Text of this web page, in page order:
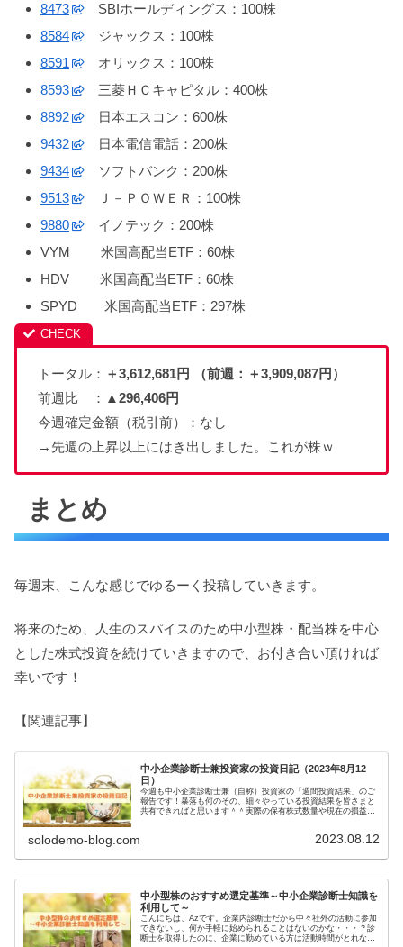
8473
SBIホールディングス：100株
8584
ジャックス：100株
8591
オリックス：100株
8593
三菱ＨＣキャピタル：400株
8892
日本エスコン：600株
9432
日本電信電話：200株
9434
ソフトバンク：200株
9513
Ｊ－ＰＯＷＥＲ：100株
9880
イノテック：200株
VYM 米国高配当ETF：60株
HDV 米国高配当ETF：60株
SPYD 米国高配当ETF：297株
トータル： ＋3,612,681円 （前週：＋3,909,087円）
前週比 ： ▲ 296,406円
今週確定金額（税引前）：なし
→先週の上昇以上にはき出しました。これが株ｗ
まとめ
毎週末、こんな感じでゆるーく投稿していきます。
将来のため、人生のスパイスのため中小型株・配当株を中心
とした株式投資を続けていきますので、お付き合い頂ければ
幸いです！
【関連記事】
中小企業診断士兼投資家の投資日記（2023年8月12
日）
今週も中小企業診断士兼（自称）投資家の「週間投資結果」のご
報告です！暴落も何のその、細々やっている投資結果を皆さまと
共有できればと思います＾＾実際の保有株式数量や現在の損益状
solodemo-blog.com 2023.08.12
中小型株のおすすめ選定基準～中小企業診断士知識を
利用して～
こんにちは、Azです。企業内診断士だから中々社外の活動に参加
できないし、何か手軽に始められることはないのかな・・・？診
断士を取得したのに、企業に勤めている方は活動時間がとれない